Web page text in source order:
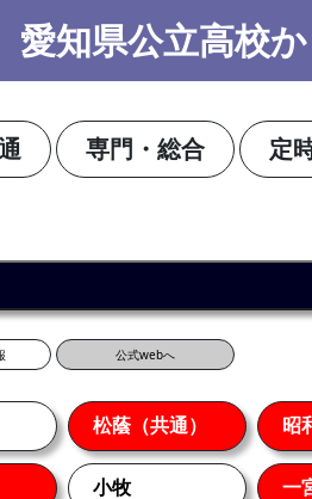
愛知県公立高校
専門・総合 定
公式webへ
松蔭（共通） 昭
小牧 一